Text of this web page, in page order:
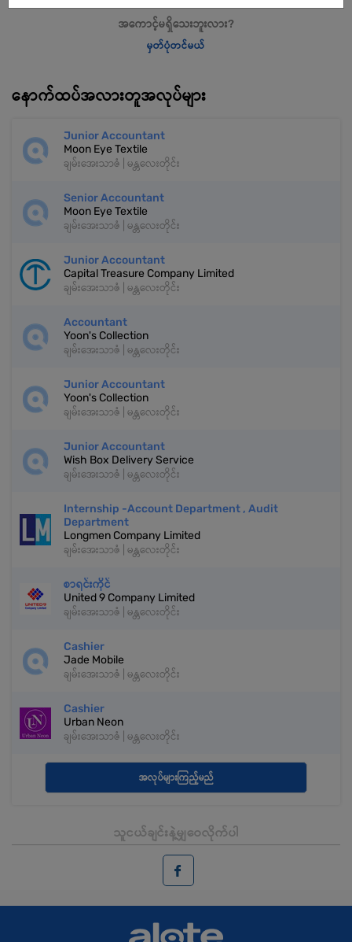
အကောင့်မရှိသေးဘူးလား?
မှတ်ပုံတင်မယ်
နောက်ထပ်အလားတူအလုပ်များ
Junior Accountant
Moon Eye Textile
ချမ်းအေးသာဇံ | မန္တလေးတိုင်း
Senior Accountant
Moon Eye Textile
ချမ်းအေးသာဇံ | မန္တလေးတိုင်း
Junior Accountant
Capital Treasure Company Limited
ချမ်းအေးသာဇံ | မန္တလေးတိုင်း
Accountant
Yoon's Collection
ချမ်းအေးသာဇံ | မန္တလေးတိုင်း
Junior Accountant
Yoon's Collection
ချမ်းအေးသာဇံ | မန္တလေးတိုင်း
Junior Accountant
Wish Box Delivery Service
ချမ်းအေးသာဇံ | မန္တလေးတိုင်း
Internship -Account Department , Audit
Department
Longmen Company Limited
ချမ်းအေးသာဇံ | မန္တလေးတိုင်း
စာရင်းကိုင်
United 9 Company Limited
ချမ်းအေးသာဇံ | မန္တလေးတိုင်း
Cashier
Jade Mobile
ချမ်းအေးသာဇံ | မန္တလေးတိုင်း
Cashier
Urban Neon
ချမ်းအေးသာဇံ | မန္တလေးတိုင်း
အလုပ်များကြည့်မည်
သူငယ်ချင်းနဲ့မျှဝေလိုက်ပါ